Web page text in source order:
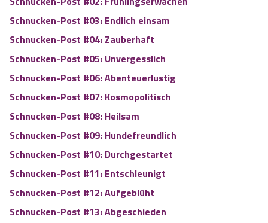
Schnucken-Post #03: Endlich einsam
Schnucken-Post #04: Zauberhaft
Schnucken-Post #05: Unvergesslich
Schnucken-Post #06: Abenteuerlustig
Schnucken-Post #07: Kosmopolitisch
Schnucken-Post #08: Heilsam
Schnucken-Post #09: Hundefreundlich
Schnucken-Post #10: Durchgestartet
Schnucken-Post #11: Entschleunigt
Schnucken-Post #12: Aufgeblüht
Schnucken-Post #13: Abgeschieden